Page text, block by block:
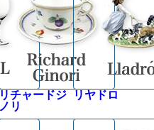
リチャードジ
ノリ
リヤドロ